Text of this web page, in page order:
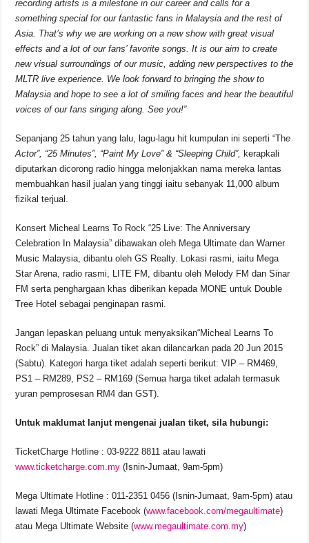
recording artists is a milestone in our career and calls for a
something special for our fantastic fans in Malaysia and the rest of
Asia. That’s why we are working on a new show with great visual
effects and a lot of our fans’ favorite songs. It is our aim to create
new visual surroundings of our music, adding new perspectives to the
MLTR live experience. We look forward to bringing the show to
Malaysia and hope to see a lot of smiling faces and hear the beautiful
voices of our fans singing along. See you!”
Sepanjang 25 tahun yang lalu, lagu-lagu hit kumpulan ini seperti “The
Actor”, “25 Minutes”, “Paint My Love” & “Sleeping Child”, kerapkali
diputarkan dicorong radio hingga melonjakkan nama mereka lantas
membuahkan hasil jualan yang tinggi iaitu sebanyak 11,000 album
fizikal terjual.
Konsert Micheal Learns To Rock “25 Live: The Anniversary
Celebration In Malaysia” dibawakan oleh Mega Ultimate dan Warner
Music Malaysia, dibantu oleh GS Realty. Lokasi rasmi, iaitu Mega
Star Arena, radio rasmi, LITE FM, dibantu oleh Melody FM dan Sinar
FM serta penghargaan khas diberikan kepada MONE untuk Double
Tree Hotel sebagai penginapan rasmi.
Jangan lepaskan peluang untuk menyaksikan“Micheal Learns To
Rock” di Malaysia. Jualan tiket akan dilancarkan pada 20 Jun 2015
(Sabtu). Kategori harga tiket adalah seperti berikut: VIP – RM469,
PS1 – RM289, PS2 – RM169 (Semua harga tiket adalah termasuk
yuran pemprosesan RM4 dan GST).
Untuk maklumat lanjut mengenai jualan tiket, sila hubungi:
TicketCharge Hotline : 03-9222 8811 atau lawati
www.ticketcharge.com.my (Isnin-Jumaat, 9am-5pm)
Mega Ultimate Hotline : 011-2351 0456 (Isnin-Jumaat, 9am-5pm) atau
lawati Mega Ultimate Facebook (www.facebook.com/megaultimate)
atau Mega Ultimate Website (www.megaultimate.com.my)